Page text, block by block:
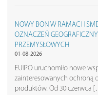
NOWY BON W RAMACH
OZNACZEŃ
PRZEMYSŁOWYCH
01-08-2026
EUIPO uruchomiło nowe
zainteresowanych ochroną
produktów. Od 30 czerwca